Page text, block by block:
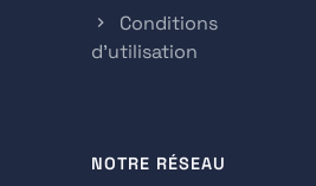
Conditions
d'utilisation
NOTRE RÉSEAU